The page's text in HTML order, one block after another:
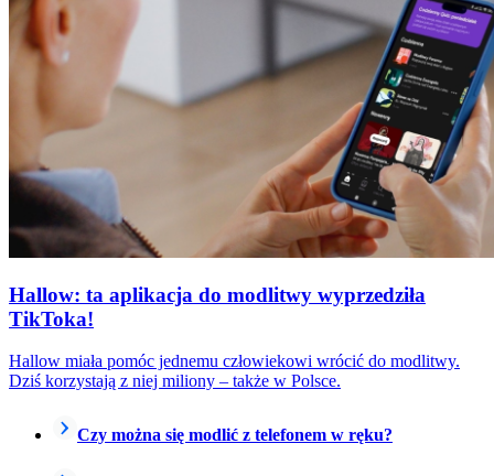
Hallow: ta aplikacja do modlitwy wyprzedziła
TikToka!
Hallow miała pomóc jednemu człowiekowi wrócić do modlitwy.
Dziś korzystają z niej miliony – także w Polsce.
Czy można się modlić z telefonem w ręku?